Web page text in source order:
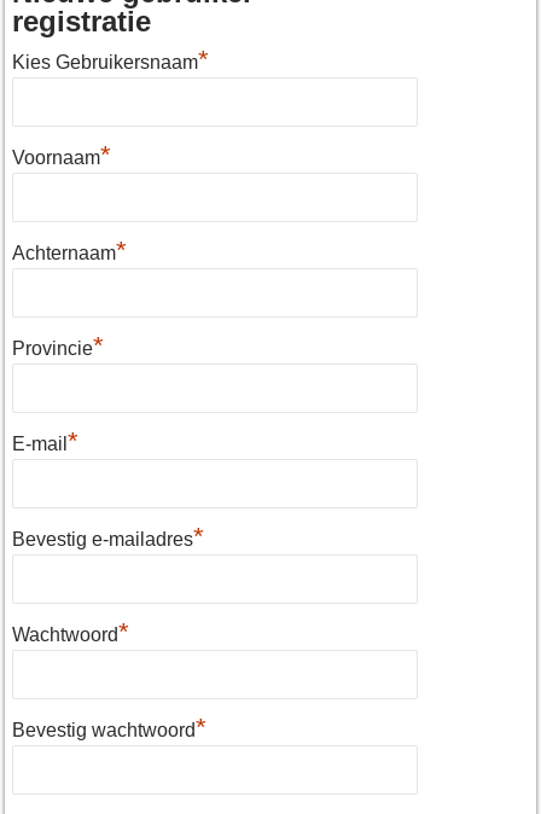
registratie
Kies Gebruikersnaam*
Voornaam*
Achternaam*
Provincie*
E-mail*
Bevestig e-mailadres*
Wachtwoord*
Bevestig wachtwoord*